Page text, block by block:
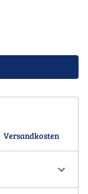
Versandkosten